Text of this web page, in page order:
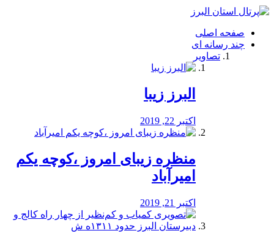
فصد
شرق
تهران
خشکشویی
صفحه اصلی
چند رسانه ای
تصاویر
البرز زیبا
اکتبر 22, 2019
منظره‌‌ زیبای امروز ،کوچه یکم
امیرآباد
اکتبر 21, 2019